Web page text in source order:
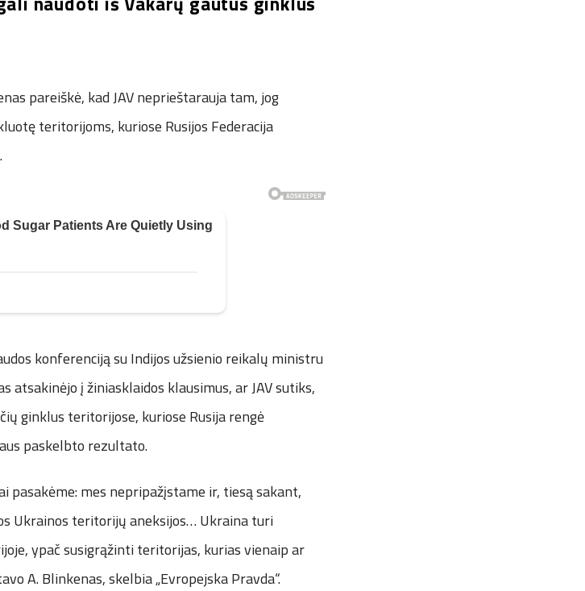
pareiškė, kad JAV neprieštarauja tam, jog
teritorijoms, kuriose Rusijos Federacija
konferenciją su Indijos užsienio reikalų ministru
atsakinėjo į žiniasklaidos klausimus, ar JAV sutiks,
ginklus teritorijose, kuriose Rusija rengė
paskelbto rezultato.
pasakėme: mes nepripažįstame ir, tiesą sakant,
Ukrainos teritorijų aneksijos… Ukraina turi
ypač susigrąžinti teritorijas, kurias vienaip ar
A. Blinkenas, skelbia „Evropejska Pravda“.